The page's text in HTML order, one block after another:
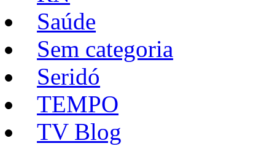
Saúde
Sem categoria
Seridó
TEMPO
TV Blog